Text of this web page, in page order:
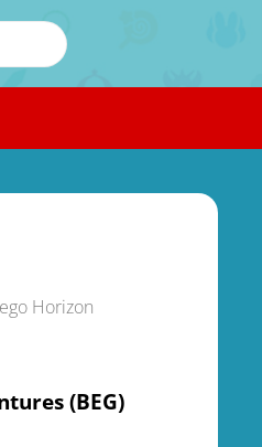
Horizon
(BEG)